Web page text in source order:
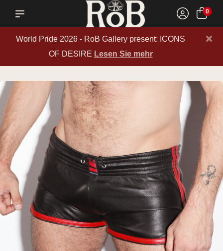
0
World Pride 2026 - RoB Gallery present: ICONS
OF DESIRE Lesen Sie mehr
×